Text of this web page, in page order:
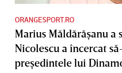
ORANGESPORT.RO
Marius Măldărăşanu a
Nicolescu a încercat
preşedintele lui